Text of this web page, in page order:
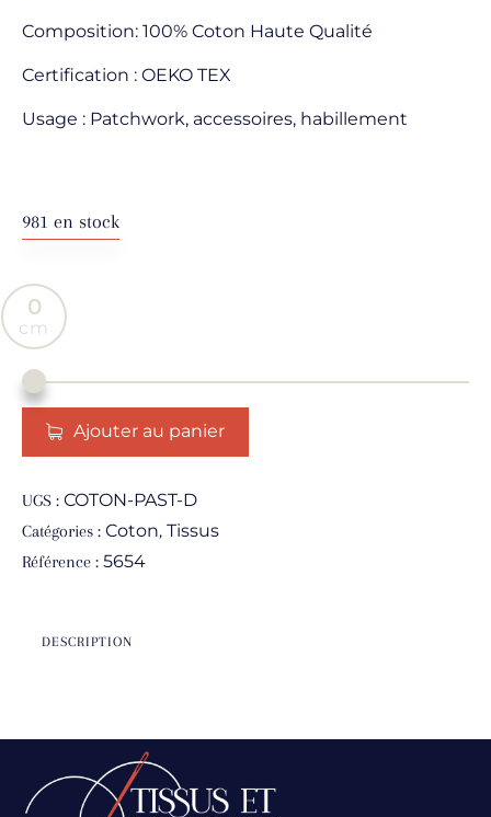
Composition: 100% Coton Haute Qualité
Certification : OEKO TEX
Usage : Patchwork, accessoires, habillement
981 en stock
0
Ajouter au panier
UGS : COTON-PAST-D
Catégories : Coton, Tissus
Référence : 5654
DESCRIPTION